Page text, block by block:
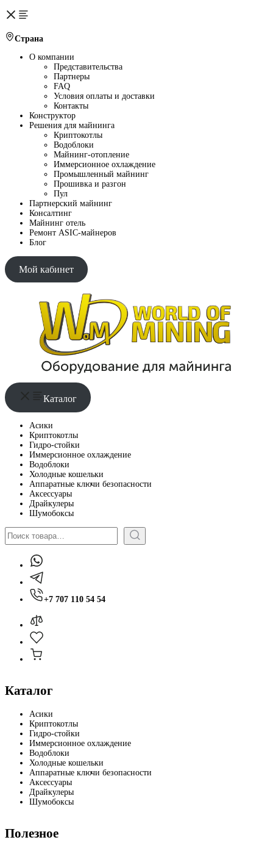
Страна
О компании
Представительства
Партнеры
FAQ
Условия оплаты и доставки
Контакты
Конструктор
Решения для майнинга
Криптокотлы
Водоблоки
Майнинг-отопление
Иммерсионное охлаждение
Промышленный майнинг
Прошивка и разгон
Пул
Партнерский майнинг
Консалтинг
Майнинг отель
Ремонт ASIC-майнеров
Блог
Мой кабинет
Каталог
Асики
Криптокотлы
Гидро-стойки
Иммерсионное охлаждение
Водоблоки
Холодные кошельки
Аппаратные ключи безопасности
Аксессуары
Драйкулеры
Шумобоксы
Поиск
+7 707 110 54 54
Каталог
Асики
Криптокотлы
Гидро-стойки
Иммерсионное охлаждение
Водоблоки
Холодные кошельки
Аппаратные ключи безопасности
Аксессуары
Драйкулеры
Шумобоксы
Полезное